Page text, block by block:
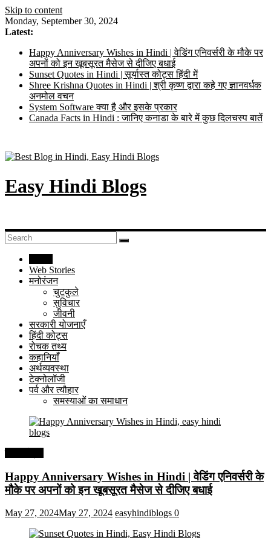
Skip to content
Monday, September 30, 2024
Latest:
Happy Anniversary Wishes in Hindi | वेडिंग एनिवर्सरी के मौके पर
अपनों को इन खूबसूरत मैसेज से दीजिए बधाई
Sunset Quotes in Hindi | सूर्यास्त कोट्स हिंदी में
Shree Krishna Quotes in Hindi | श्री कृष्ण द्वारा कहे गए ज्ञानवर्धक
अनमोल वचन
System Software क्या है और इसके प्रकार
Canada Facts in Hindi : जानिए कनाडा के बारे में कुछ दिलचस्प बातें
Easy Hindi Blogs
Web Stories
मनोरंजन
चुटकुले
सुविचार
जीवनी
सरकारी योजनाएँ
हिंदी कोट्स
रोचक तथ्य
कहानियाँ
अर्थव्यवस्था
टेक्नोलॉजी
पर्व और त्यौहार
समस्याओं का समाधान
Happy Anniversary Wishes in Hindi | वेडिंग एनिवर्सरी के
मौके पर अपनों को इन खूबसूरत मैसेज से दीजिए बधाई
May 27, 2024May 27, 2024 easyhindiblogs 0